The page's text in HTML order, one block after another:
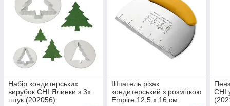
Набір кондитерських
вирубок CHI Ялинки з 3х
штук (202056)
Шпатель різак
кондитерський з розміткою
Empire 12,5 х 16 см
CHI